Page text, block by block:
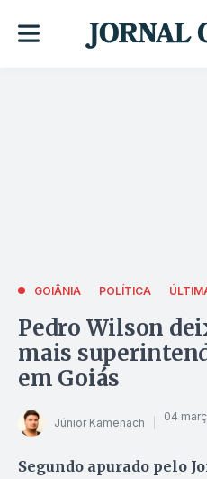
GOIÂNIA POLÍTICA
Pedro Wilson
mais
em Goiás
Júnior Kamenach 04
Segundo apurado pelo